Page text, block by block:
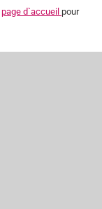
page d`accueil pour